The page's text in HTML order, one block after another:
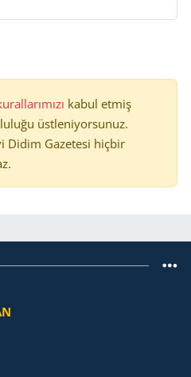
kabul etmiş
üstleniyorsunuz.
Didim Gazetesi hiçbir